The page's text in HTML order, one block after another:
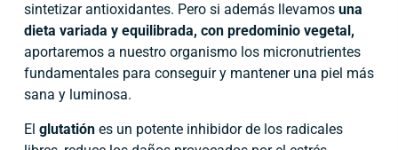
sintetizar antioxidantes. Pero si además llevamos una
dieta variada y equilibrada, con predominio vegetal,
aportaremos a nuestro organismo los micronutrientes
fundamentales para conseguir y mantener una piel más
sana y luminosa.
El glutatiónes un potente inhibidor de los radicales